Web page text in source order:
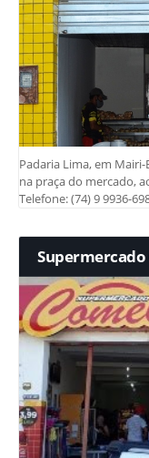
Padaria Lima, em Mairi-
na praça do mercado,
Telefone: (74) 9 9936-